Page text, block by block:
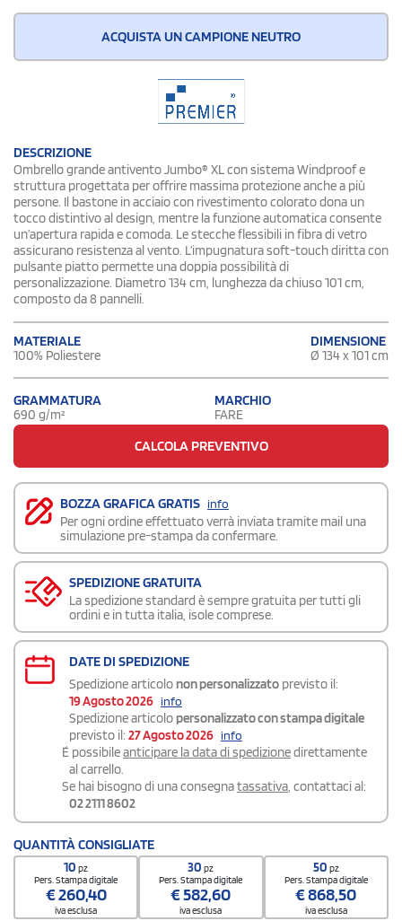
ACQUISTA UN CAMPIONE NEUTRO
DESCRIZIONE
Ombrello grande antivento Jumbo® XL con sistema Windproof e
struttura progettata per offrire massima protezione anche a più
persone. Il bastone in acciaio con rivestimento colorato dona un
tocco distintivo al design, mentre la funzione automatica consente
un’apertura rapida e comoda. Le stecche flessibili in fibra di vetro
assicurano resistenza al vento. L’impugnatura soft-touch diritta con
pulsante piatto permette una doppia possibilità di
personalizzazione. Diametro 134 cm, lunghezza da chiuso 101 cm,
composto da 8 pannelli.
MATERIALE
100% Poliestere
DIMENSIONE
Ø 134 x 101 cm
GRAMMATURA
690 g/m²
MARCHIO
FARE
CALCOLA PREVENTIVO
BOZZA GRAFICA GRATIS info
Per ogni ordine effettuato verrà inviata tramite mail una
simulazione pre-stampa da confermare.
SPEDIZIONE GRATUITA
La spedizione standard è sempre gratuita per tutti gli
ordini e in tutta italia, isole comprese.
DATE DI SPEDIZIONE
Spedizione articolo non personalizzato previsto il:
19 Agosto 2026 info
Spedizione articolo personalizzato con stampa digitale
previsto il: 27 Agosto 2026 info
É possibileanticipare la data di spedizionedirettamente
al carrello.
Se hai bisogno di una consegnatassativa, contattaci al:
02 2111 8602
QUANTITÀ CONSIGLIATE
10pz
Pers. Stampa digitale
€260,40
iva esclusa
30pz
Pers. Stampa digitale
€582,60
iva esclusa
50 pz
Pers. Stampa digitale
€868,50
iva esclusa